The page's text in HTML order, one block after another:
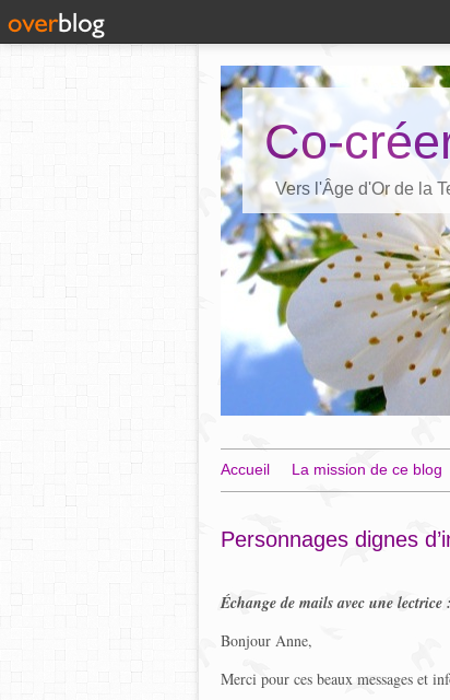
Co-
Vers l'Âge d'Or de la
Accueil La mission de ce blog
Personnages dignes
Échange de mails avec une lectrice :
Bonjour Anne,
Merci pour ces beaux messages et